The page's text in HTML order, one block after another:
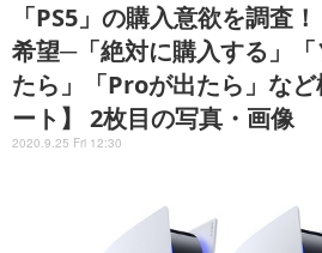
「PS5」の購入意欲を調査
希望─「絶対に購入する」
たら」「Proが出たら」な
ート】 2枚目の写真・画像
2020.9.25 Fri 12:30